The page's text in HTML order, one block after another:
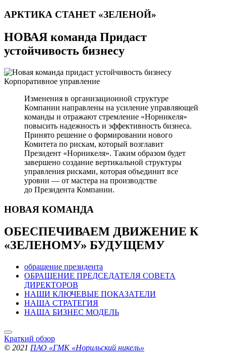
АРКТИКА СТАНЕТ «ЗЕЛЕНОЙ»
НОВАЯ команда Придаст
устойчивость бизнесу
Корпоративное управление
Изменения в организационной структуре
Компании направлены на усиление управляющей
команды и отражают стремление «Норникеля»
повысить надежность и эффективность бизнеса.
Принято решение о формировании нового
Комитета по рискам, который возглавит
Президент «Норникеля». Таким образом будет
завершено создание вертикальной структуры
управления рисками, которая объединит все
уровни — от мастера на производстве
до Президента Компании.
НОВАЯ КОМАНДА
ОБЕСПЕЧИВАЕМ ДВИЖЕНИЕ К
«ЗЕЛЕНОМУ» БУДУЩЕМУ
обращение президента
ОБРАЩЕНИЕ ПРЕДСЕДАТЕЛЯ СОВЕТА
ДИРЕКТОРОВ
НАШИ КЛЮЧЕВЫЕ ПОКАЗАТЕЛИ
НАША СТРАТЕГИЯ
НАША БИЗНЕС МОДЕЛЬ
Краткий обзор
© 2021 ПАО «ГМК «Норильский никель»